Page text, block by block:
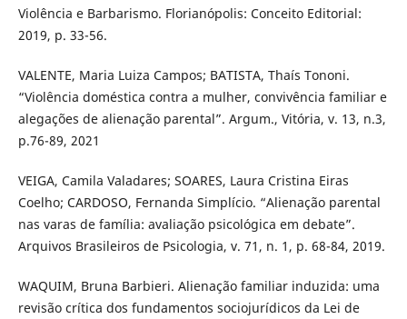
Violência e Barbarismo. Florianópolis: Conceito Editorial:
2019, p. 33-56.
VALENTE, Maria Luiza Campos; BATISTA, Thaís Tononi.
“Violência doméstica contra a mulher, convivência familiar e
alegações de alienação parental”. Argum., Vitória, v. 13, n.3,
p.76-89, 2021
VEIGA, Camila Valadares; SOARES, Laura Cristina Eiras
Coelho; CARDOSO, Fernanda Simplício. “Alienação parental
nas varas de família: avaliação psicológica em debate”.
Arquivos Brasileiros de Psicologia, v. 71, n. 1, p. 68-84, 2019.
WAQUIM, Bruna Barbieri. Alienação familiar induzida: uma
revisão crítica dos fundamentos sociojurídicos da Lei de